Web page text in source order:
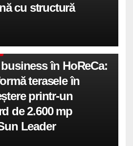
cu structură
în HoReCa:
terasele în
printr-un
de 2.600 mp
Leader